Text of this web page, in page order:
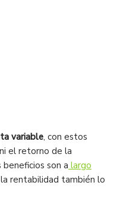
variable, con estos
el retorno de la
son a largo
rentabilidad también lo